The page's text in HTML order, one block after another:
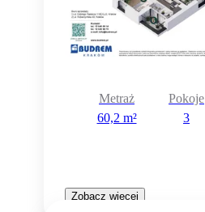
Metraż
60,2 m²
Pokoje
3
Zobacz więcej